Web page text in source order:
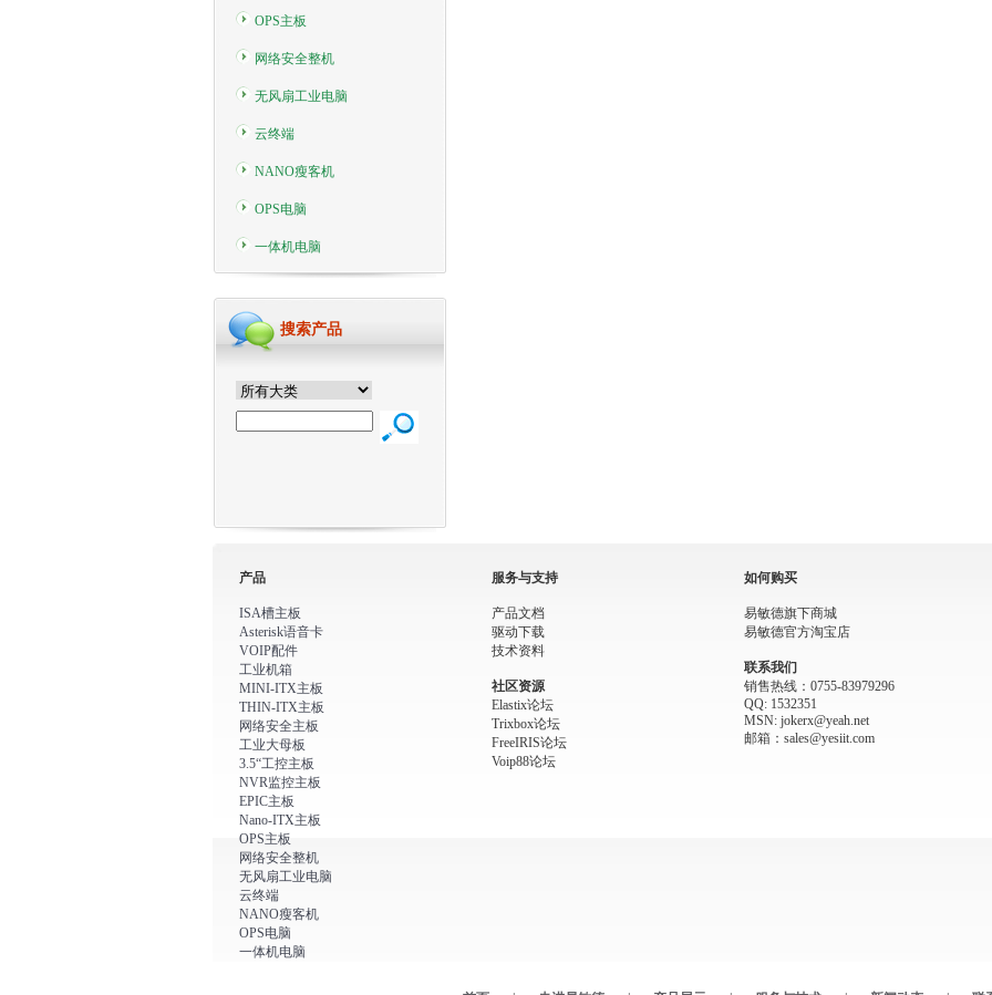
OPS主板
网络安全整机
无风扇工业电脑
云终端
NANO瘦客机
OPS电脑
一体机电脑
搜索产品
产品 服务与支持 如何购买
ISA槽主板
Asterisk语音卡
VOIP配件
工业机箱
MINI-ITX主板
THIN-ITX主板
网络安全主板
工业大母板
3.5“工控主板
NVR监控主板
EPIC主板
Nano-ITX主板
OPS主板
网络安全整机
无风扇工业电脑
云终端
NANO瘦客机
OPS电脑
一体机电脑
产品文档
驱动下载
技术资料
社区资源
Elastix论坛
Trixbox论坛
FreeIRIS论坛
Voip88论坛
易敏德旗下商城
易敏德官方淘宝店
联系我们
销售热线：0755-83979296
QQ: 1532351
MSN: jokerx@yeah.net
邮箱：sales@yesiit.com